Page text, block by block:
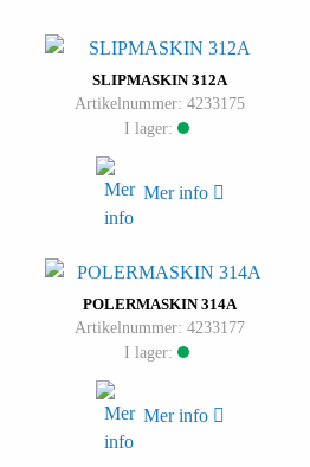
SLIPMASKIN 312A
Artikelnummer: 4233175
I lager:
Mer info
POLERMASKIN 314A
Artikelnummer: 4233177
I lager:
Mer info